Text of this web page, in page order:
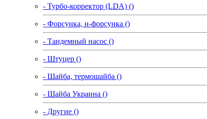
- Турбо-корректор (LDA) ()
- Форсунка, н-форсунка ()
- Тандемный насос ()
- Штуцер ()
- Шайба, термошайба ()
- Шайба Украина ()
- Другие ()